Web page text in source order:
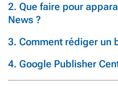
2. Que faire pour
News ?
3. Comment rédiger un
4. Google Publisher